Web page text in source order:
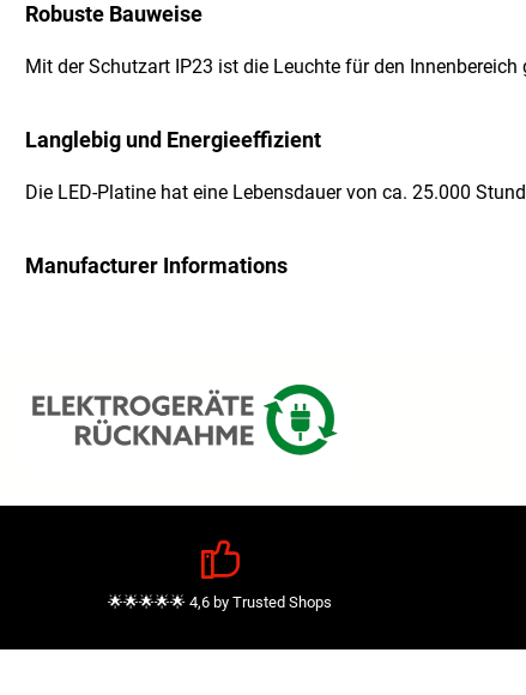
Robuste Bauweise
Mit der Schutzart IP23 ist die Leuchte für den
Langlebig und Energieeffizient
Die LED-Platine hat eine Lebensdauer von ca. 25.000
Manufacturer Informations
🌟🌟🌟🌟🌟 4,6 by Trusted Shops